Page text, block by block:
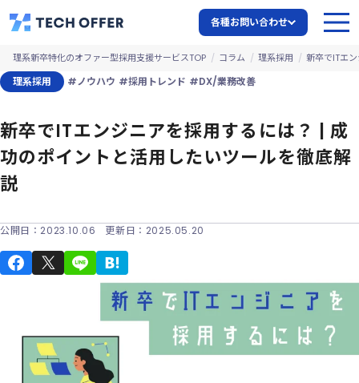
各種お問い合わせ
理系新卒特化のオファー型採用支援サービスTOP コラム 理系採用 新卒でITエ
理系採用 #ノウハウ #採用トレンド #DX/業務改善
新卒でITエンジニアを採用するには？ | 成
功のポイントと活用したいツールを徹底解
説
公開日： 2023.10.06 更新日： 2025.05.20